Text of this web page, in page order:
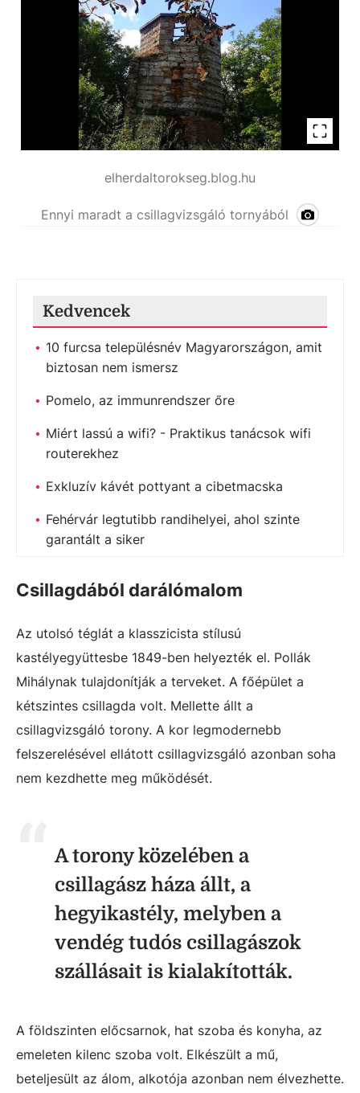
elherdaltorokseg.blog.hu
Ennyi maradt a csillagvizsgáló tornyából
Kedvencek
10 furcsa településnév Magyarországon, amit
biztosan nem ismersz
Pomelo, az immunrendszer őre
Miért lassú a wifi? - Praktikus tanácsok wifi
routerekhez
Exkluzív kávét pottyant a cibetmacska
Fehérvár legtutibb randihelyei, ahol szinte
garantált a siker
Csillagdából darálómalom
Az utolsó téglát a klasszicista stílusú
kastélyegyüttesbe 1849-ben helyezték el. Pollák
Mihálynak tulajdonítják a terveket. A főépület a
kétszintes csillagda volt. Mellette állt a
csillagvizsgáló torony. A kor legmodernebb
felszerelésével ellátott csillagvizsgáló azonban soha
nem kezdhette meg működését.
A torony közelében a
csillagász háza állt, a
hegyikastély, melyben a
vendég tudós csillagászok
szállásait is kialakították.
A földszinten előcsarnok, hat szoba és konyha, az
emeleten kilenc szoba volt. Elkészült a mű,
beteljesült az álom, alkotója azonban nem élvezhette.